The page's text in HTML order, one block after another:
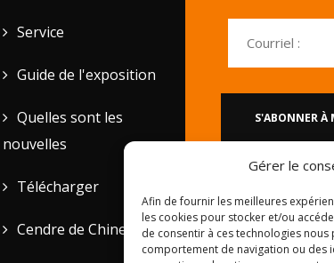
Gérer le
Afin de fournir les meilleures
les cookies pour stocker et/ou
de consentir à ces technologies
comportement de navigation ou des
Service
Guide de l'exposition
Quelles sont les
nouvelles
Télécharger
Cendre de Chine
Appelez-